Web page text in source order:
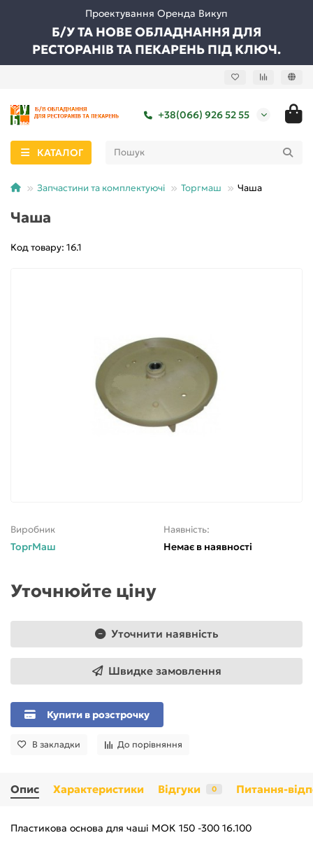
Проектування Оренда Викуп
Б/У ТА НОВЕ ОБЛАДНАННЯ ДЛЯ
РЕСТОРАНІВ ТА ПЕКАРЕНЬ ПІД КЛЮЧ.
+38(066) 926 52 55
КАТАЛОГ
Запчастини та комплектуючі Торгмаш Чаша
Чаша
Код товару: 16.1
Виробник
ТоргМаш
Наявність:
Немає в наявності
Уточнюйте ціну
Уточнити наявність
Швидке замовлення
Купити в розстрочку
В закладки До порівняння
Опис Характеристики Відгуки 0 Питання-
Пластикова основа для чаші МОК 150 -300 16.100